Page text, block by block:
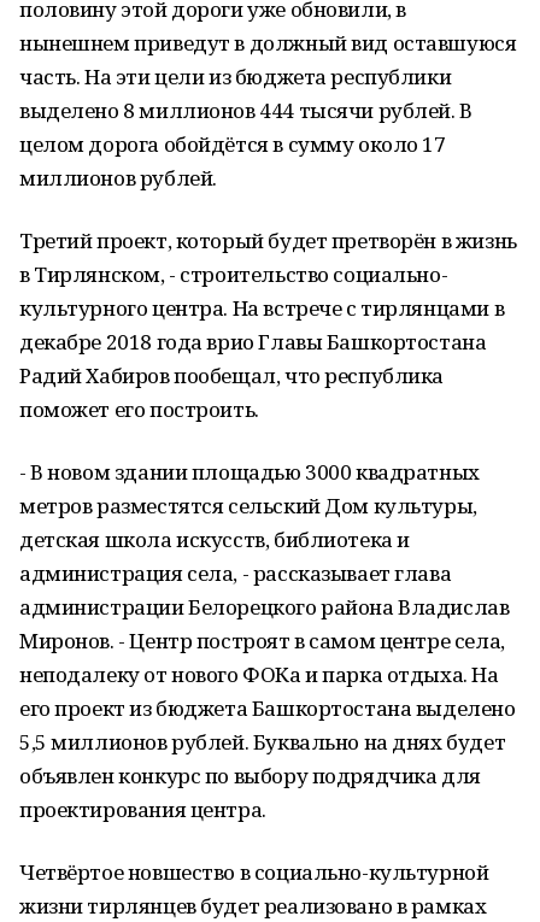
половину этой дороги уже обновили, в
нынешнем приведут в должный вид оставшуюся
часть. На эти цели из бюджета республики
выделено 8 миллионов 444 тысячи рублей. В
целом дорога обойдётся в сумму около 17
миллионов рублей.
Третий проект, который будет претворён в жизнь
в Тирлянском, - строительство социально-
культурного центра. На встрече с тирлянцами в
декабре 2018 года врио Главы Башкортостана
Радий Хабиров пообещал, что республика
поможет его построить.
- В новом здании площадью 3000 квадратных
метров разместятся сельский Дом культуры,
детская школа искусств, библиотека и
администрация села, - рассказывает глава
администрации Белорецкого района Владислав
Миронов. - Центр построят в самом центре села,
неподалеку от нового ФОКа и парка отдыха. На
его проект из бюджета Башкортостана выделено
5,5 миллионов рублей. Буквально на днях будет
объявлен конкурс по выбору подрядчика для
проектирования центра.
Четвёртое новшество в социально-культурной
жизни тирлянцев будет реализовано в рамках